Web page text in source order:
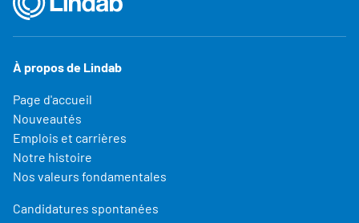
À propos de Lindab
Page d'accueil
Nouveautés
Emplois et carrières
Notre histoire
Nos valeurs fondamentales
Candidatures spontanées